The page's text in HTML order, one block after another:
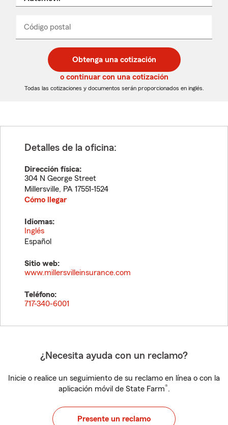
desplegable
Código postal
de
5
dígitos
de
5
dígitos
_____
Obtenga una cotización
o continuar con una cotización
Todas las cotizaciones y documentos serán proporcionados en inglés.
Detalles de la oficina:
Dirección física:
304 N George Street
Millersville, PA 17551-1524
Cómo llegar
Idiomas:
Inglés
Español
Sitio web:
www.millersvilleinsurance.com
Teléfono:
717-340-6001
¿Necesita ayuda con un reclamo?
Inicie o realice un seguimiento de su reclamo en línea o con la
aplicación móvil de State Farm®.
Presente un reclamo